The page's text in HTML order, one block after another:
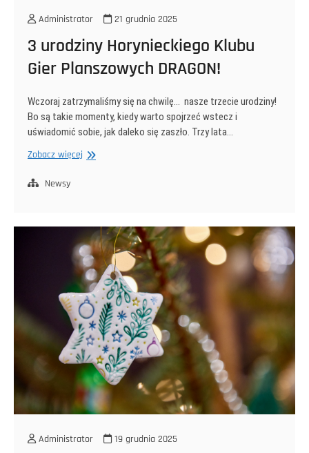
Administrator 21 grudnia 2025
3 urodziny Horynieckiego Klubu
Gier Planszowych DRAGON!
Wczoraj zatrzymaliśmy się na chwilę… nasze trzecie urodziny!
Bo są takie momenty, kiedy warto spojrzeć wstecz i
uświadomić sobie, jak daleko się zaszło. Trzy lata…
Zobacz więcej
Planszowych
DRAGON!
Newsy
Administrator 19 grudnia 2025